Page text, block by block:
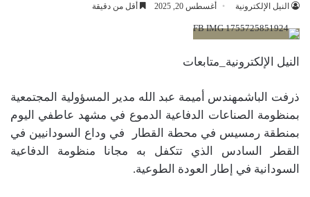
النيل الإلكترونية أغسطس 20, 2025 أقل من دقيقة
النيل الإلكترونية_متابعات
ذرفت الباشمهندس أميمة عبد الله مدير المسؤولية المجتمعية
بمنظومة الصناعات الدفاعية الدموع في مشهد عاطفي اليوم
بمنطقة رمسيس في محطة القطار في وداع السودانيين في
القطر السادس الذي تتكفل به مجانا منظومة الدفاعية
السودانية في إطار العودة الطوعية.